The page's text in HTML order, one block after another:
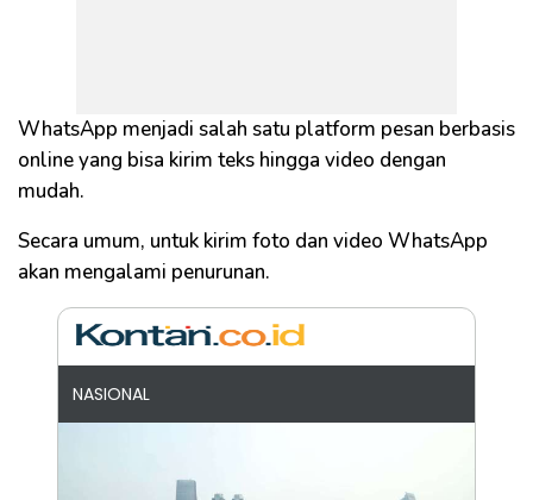
WhatsApp menjadi salah satu platform pesan berbasis
online yang bisa kirim teks hingga video dengan
mudah.
Secara umum, untuk kirim foto dan video WhatsApp
akan mengalami penurunan.
NASIONAL